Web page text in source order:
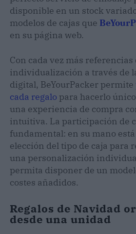
disponible en un stock
modelos de cajas que
en su página web.
Con cada vez más
individualización a través de
digital, BeYourPacker permite
cada regalo para hacerlo
una experiencia de compra
intuitiva. La participación de
fundamental: en su mano
elección del tipo de caja para
una personalización
permita disponer de un
costes añadidos.
Regalos de Navidad
desde una unidad